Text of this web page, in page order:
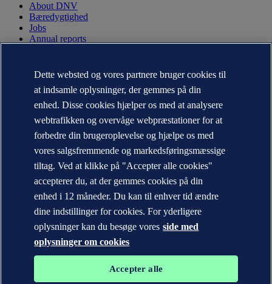
About DNV
Bæredygtighed
Jobs
Annual reports
Kontakt DNV
Office Locator
Media kontakter
Veracity.com
Privacy Statement
Terms of Use
Copyright © DNV AS 2026
Information om cookies
Dette websted og vores partnere bruger cookies til
at indsamle oplysninger, der gemmes på din
enhed. Disse cookies hjælper os med at analysere
webtrafikken og overvåge webpræstationer for at
forbedre din brugeroplevelse og hjælpe os med
vores salgsfremmende og markedsføringsmæssige
tiltag. Ved at klikke på "Accepter alle cookies"
accepterer du, at der gemmes cookies på din
enhed i 12 måneder. Du kan til enhver tid ændre
dine indstillinger for cookies. For yderligere
oplysninger kan du besøge vores side med
oplysninger om cookies
Accepter alle